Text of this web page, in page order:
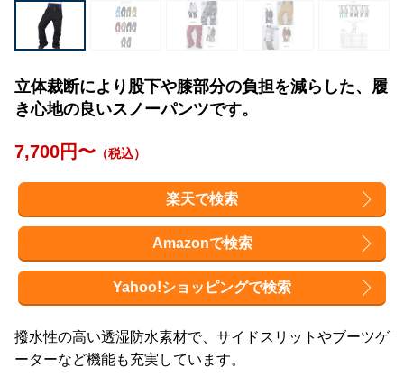
立体裁断により股下や膝部分の負担を減らした、履
き心地の良いスノーパンツです。
7,700円〜 （税込）
楽天で検索
Amazonで検索
Yahoo!ショッピングで検索
撥水性の高い透湿防水素材で、サイドスリットやブーツゲ
ーターなど機能も充実しています。